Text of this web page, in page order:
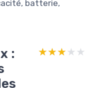
batterie,
:
★★★★★
★★★★★